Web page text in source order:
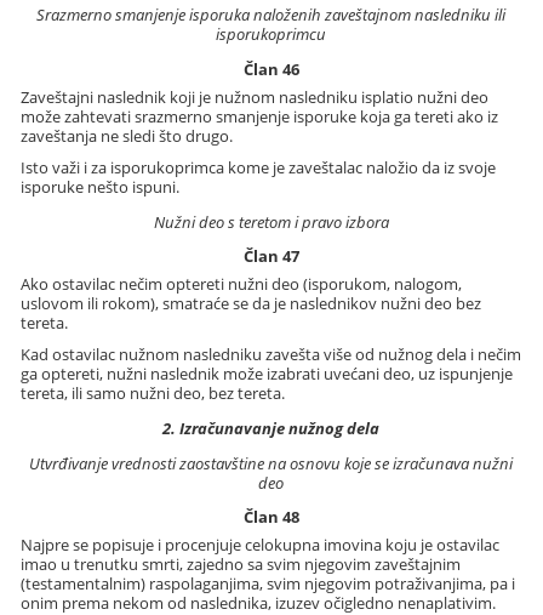
Srazmerno smanjenje isporuka naloženih zaveštajnom nasledniku ili
isporukoprimcu
Član 46
Zaveštajni naslednik koji je nužnom nasledniku isplatio nužni deo
može zahtevati srazmerno smanjenje isporuke koja ga tereti ako iz
zaveštanja ne sledi što drugo.
Isto važi i za isporukoprimca kome je zaveštalac naložio da iz svoje
isporuke nešto ispuni.
Nužni deo s teretom i pravo izbora
Član 47
Ako ostavilac nečim optereti nužni deo (isporukom, nalogom,
uslovom ili rokom), smatraće se da je naslednikov nužni deo bez
tereta.
Kad ostavilac nužnom nasledniku zavešta više od nužnog dela i nečim
ga optereti, nužni naslednik može izabrati uvećani deo, uz ispunjenje
tereta, ili samo nužni deo, bez tereta.
2. Izračunavanje nužnog dela
Utvrđivanje vrednosti zaostavštine na osnovu koje se izračunava nužni
deo
Član 48
Najpre se popisuje i procenjuje celokupna imovina koju je ostavilac
imao u trenutku smrti, zajedno sa svim njegovim zaveštajnim
(testamentalnim) raspolaganjima, svim njegovim potraživanjima, pa i
onim prema nekom od naslednika, izuzev očigledno nenaplativim.